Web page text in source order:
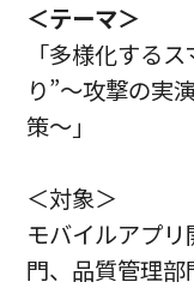
＜テーマ＞
「多様化する
り”〜攻撃の実
策〜」
＜対象＞
モバイルアプ
門、品質管理部